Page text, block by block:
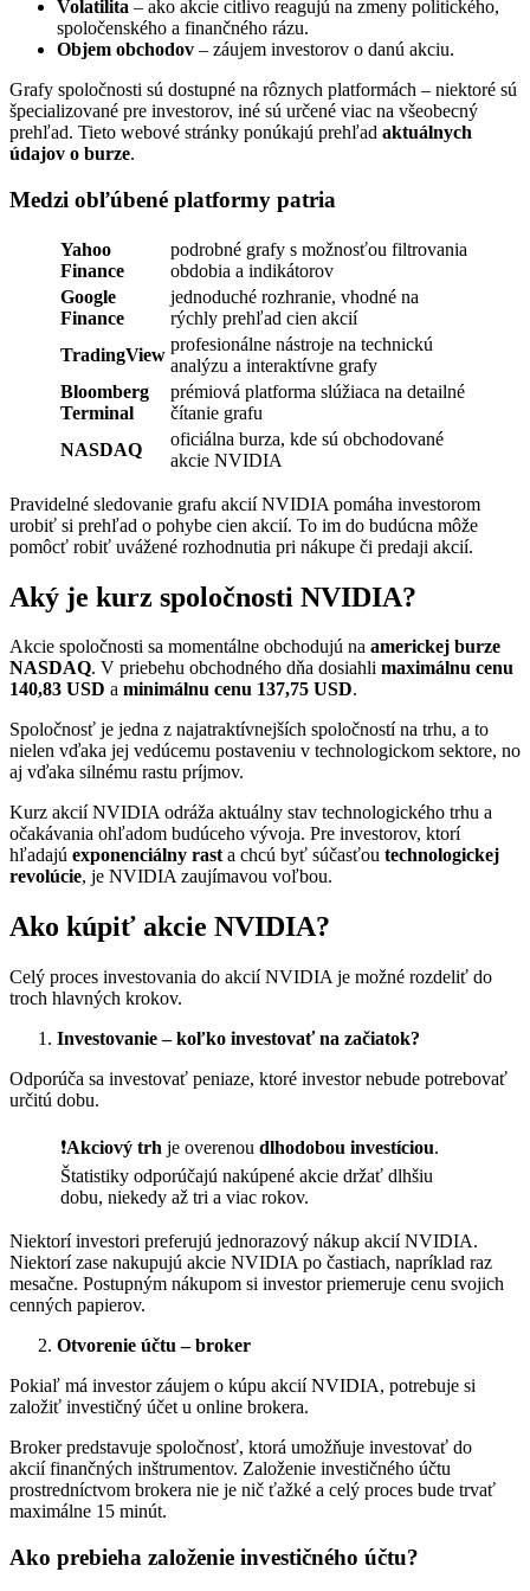
Volatilita – ako akcie citlivo reagujú na zmeny politického,
spoločenského a finančného rázu.
Objem obchodov – záujem investorov o danú akciu.
Grafy spoločnosti sú dostupné na rôznych platformách – niektoré sú
špecializované pre investorov, iné sú určené viac na všeobecný
prehľad. Tieto webové stránky ponúkajú prehľad aktuálnych
údajov o burze.
Medzi obľúbené platformy patria
Yahoo
Finance
podrobné grafy s možnosťou filtrovania
obdobia a indikátorov
Google
Finance
jednoduché rozhranie, vhodné na
rýchly prehľad cien akcií
TradingView
profesionálne nástroje na technickú
analýzu a interaktívne grafy
Bloomberg
Terminal
prémiová platforma slúžiaca na detailné
čítanie grafu
NASDAQ
oficiálna burza, kde sú obchodované
akcie NVIDIA
Pravidelné sledovanie grafu akcií NVIDIA pomáha investorom
urobiť si prehľad o pohybe cien akcií. To im do budúcna môže
pomôcť robiť uvážené rozhodnutia pri nákupe či predaji akcií.
Aký je kurz spoločnosti NVIDIA?
Akcie spoločnosti sa momentálne obchodujú na americkej burze
NASDAQ. V priebehu obchodného dňa dosiahli maximálnu cenu
140,83 USD a minimálnu cenu 137,75 USD.
Spoločnosť je jedna z najatraktívnejších spoločností na trhu, a to
nielen vďaka jej vedúcemu postaveniu v technologickom sektore, no
aj vďaka silnému rastu príjmov.
Kurz akcií NVIDIA odráža aktuálny stav technologického trhu a
očakávania ohľadom budúceho vývoja. Pre investorov, ktorí
hľadajú exponenciálny rasta chcú byť súčasťou technologickej
revolúcie, je NVIDIA zaujímavou voľbou.
Ako kúpiť akcie NVIDIA?
Celý proces investovania do akcií NVIDIA je možné rozdeliť do
troch hlavných krokov.
Investovanie – koľko investovať na začiatok?
Odporúča sa investovať peniaze, ktoré investor nebude potrebovať
určitú dobu.
❗Akciový trh je overenou dlhodobou investíciou.
Štatistiky odporúčajú nakúpené akcie držať dlhšiu
dobu, niekedy až tri a viac rokov.
Niektorí investori preferujú jednorazový nákup akcií NVIDIA.
Niektorí zase nakupujú akcie NVIDIA po častiach, napríklad raz
mesačne. Postupným nákupom si investor priemeruje cenu svojich
cenných papierov.
Otvorenie účtu – broker
Pokiaľ má investor záujem o kúpu akcií NVIDIA, potrebuje si
založiť investičný účet u online brokera.
Broker predstavuje spoločnosť, ktorá umožňuje investovať do
akcií finančných inštrumentov. Založenie investičného účtu
prostredníctvom brokera nie je nič ťažké a celý proces bude trvať
maximálne 15 minút.
Ako prebieha založenie investičného účtu?